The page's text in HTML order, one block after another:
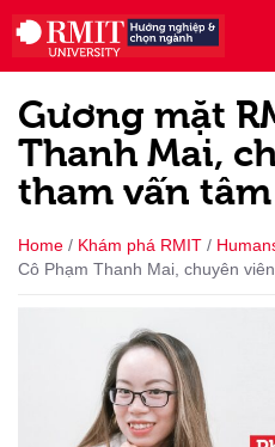
Gương mặt
Thanh Mai,
tham vấn
Home / Khám phá RMIT /
Cô Phạm Thanh Mai, chuyên